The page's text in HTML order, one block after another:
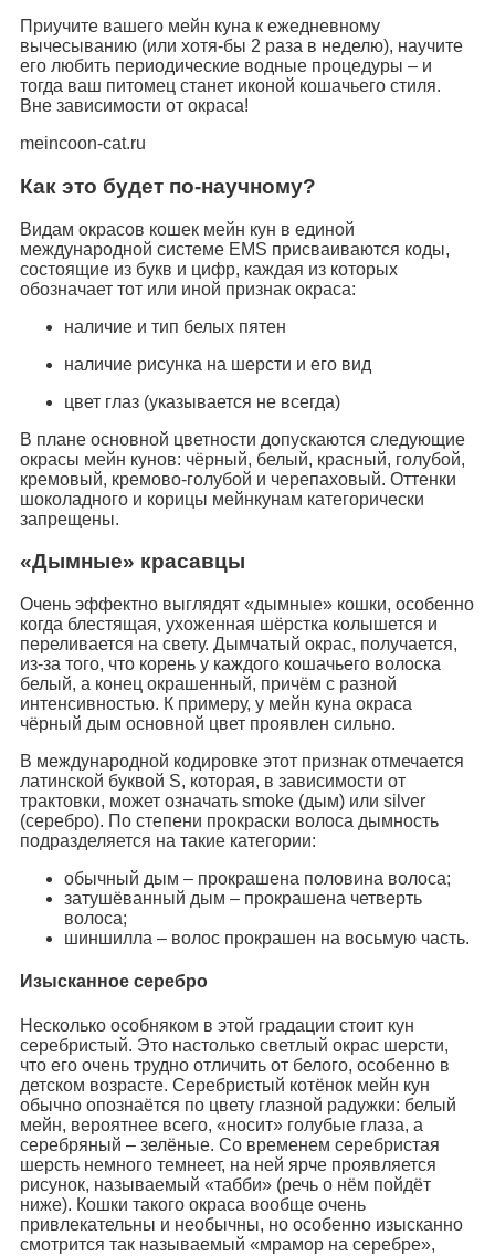
Приучите вашего мейн куна к ежедневному
вычесыванию (или хотя-бы 2 раза в неделю), научите
его любить периодические водные процедуры – и
тогда ваш питомец станет иконой кошачьего стиля.
Вне зависимости от окраса!
meincoon-cat.ru
Как это будет по-научному?
Видам окрасов кошек мейн кун в единой
международной системе EMS присваиваются коды,
состоящие из букв и цифр, каждая из которых
обозначает тот или иной признак окраса:
наличие и тип белых пятен
наличие рисунка на шерсти и его вид
цвет глаз (указывается не всегда)
В плане основной цветности допускаются следующие
окрасы мейн кунов: чёрный, белый, красный, голубой,
кремовый, кремово-голубой и черепаховый. Оттенки
шоколадного и корицы мейнкунам категорически
запрещены.
«Дымные» красавцы
Очень эффектно выглядят «дымные» кошки, особенно
когда блестящая, ухоженная шёрстка колышется и
переливается на свету. Дымчатый окрас, получается,
из-за того, что корень у каждого кошачьего волоска
белый, а конец окрашенный, причём с разной
интенсивностью. К примеру, у мейн куна окраса
чёрный дым основной цвет проявлен сильно.
В международной кодировке этот признак отмечается
латинской буквой S, которая, в зависимости от
трактовки, может означать smoke (дым) или silver
(серебро). По степени прокраски волоса дымность
подразделяется на такие категории:
обычный дым – прокрашена половина волоса;
затушёванный дым – прокрашена четверть
волоса;
шиншилла – волос прокрашен на восьмую часть.
Изысканное серебро
Несколько особняком в этой градации стоит кун
серебристый. Это настолько светлый окрас шерсти,
что его очень трудно отличить от белого, особенно в
детском возрасте. Серебристый котёнок мейн кун
обычно опознаётся по цвету глазной радужки: белый
мейн, вероятнее всего, «носит» голубые глаза, а
серебряный – зелёные. Со временем серебристая
шерсть немного темнеет, на ней ярче проявляется
рисунок, называемый «табби» (речь о нём пойдёт
ниже). Кошки такого окраса вообще очень
привлекательны и необычны, но особенно изысканно
смотрится так называемый «мрамор на серебре»,